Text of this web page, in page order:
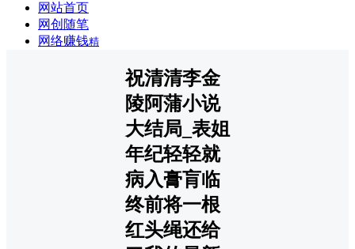
网站首页
网创随笔
网络赚钱精
祝清清李金
陵阿蒲小说
大结局_表姐
年纪轻轻就
病入膏肓临
终前将一根
红头绳还给